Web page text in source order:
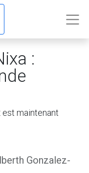
:
est maintenant
Gonzalez-